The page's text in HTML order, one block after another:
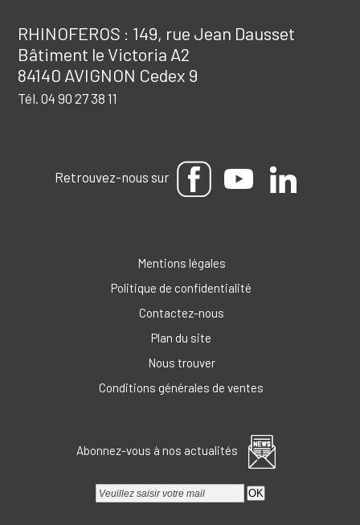
RHINOFEROS : 149, rue Jean Dausset
Bâtiment le Victoria A2
84140 AVIGNON Cedex 9
Tél. 04 90 27 38 11
Retrouvez-nous sur
Mentions légales
Politique de confidentialité
Contactez-nous
Plan du site
Nous trouver
Conditions générales de ventes
Abonnez-vous à nos actualités